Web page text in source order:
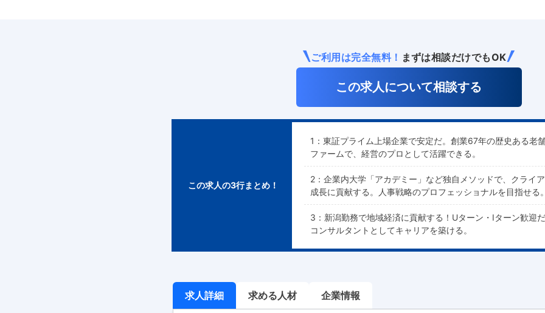
ご利用は完全無料！ まずは相談だけでもOK
この求人について相談する
この求人の3行まとめ！
1：東証プライム上場企業で安定だ。創業67年の歴史ある老
ファームで、経営のプロとして活躍できる。
2：企業内大学「アカデミー」など独自メソッドで、クライ
成長に貢献する。人事戦略のプロフェッショナルを目指せる
3：新潟勤務で地域経済に貢献する！Uターン・Iターン歓迎
コンサルタントとしてキャリアを築ける。
求人詳細 求める人材 企業情報